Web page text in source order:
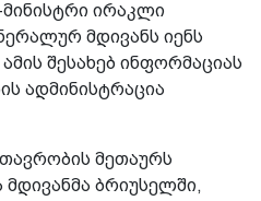
ირაკლი
მდივანს იენს
შესახებ ინფორმაციას
ადმინისტრაცია
მეთაურს
ბრიუსელში,